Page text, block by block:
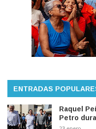
ENTRADAS
Raquel
Petro